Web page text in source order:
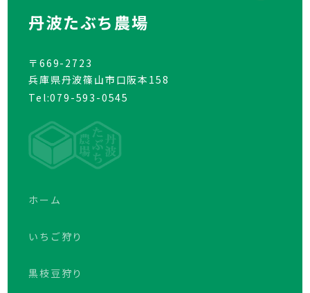
丹波たぶち農場
〒669-2723
兵庫県丹波篠山市口阪本158
Tel:079-593-0545
ホーム
いちご狩り
黒枝豆狩り